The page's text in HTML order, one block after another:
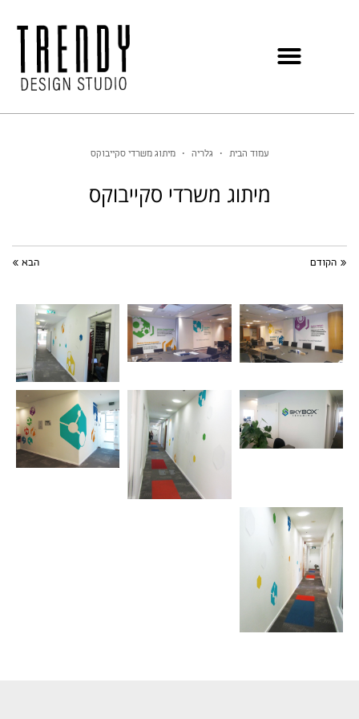
עמוד הבית • גלריה • מיתוג משרדי סקייבוקס
מיתוג משרדי סקייבוקס
« הקודם הבא »